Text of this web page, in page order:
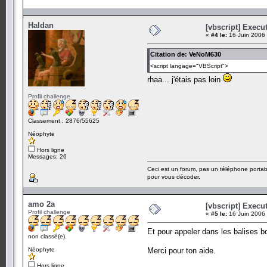
Haldan
Profil challenge
Classement : 2876/55625
Néophyte
Hors ligne
Messages: 26
[vbscript]
« #4 le: 16 Juin
Citation de: VeNoM630
<script langage="VBScript">
rhaa... j'étais pas loin
Ceci est un forum, pas un téléphone
pour vous décoder.
amo 2a
Profil challenge
non classé(e).
Néophyte
Hors ligne
[vbscript]
« #5 le: 16 Juin
Et pour appeler dans les balises
Merci pour ton aide.